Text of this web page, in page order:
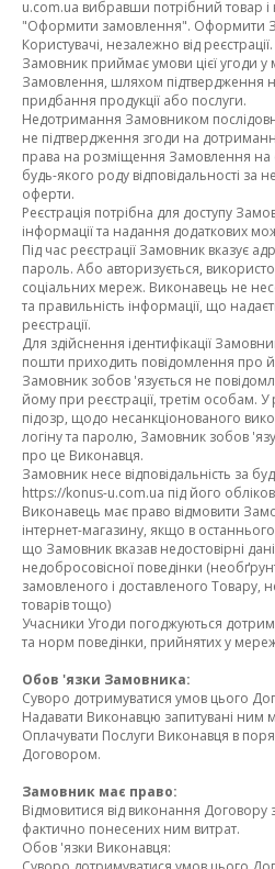
u.com.ua вибравши потрібний товар
"Оформити замовлення". Оформити
Користувачі, незалежно від реєстрації.
Замовник приймає умови цієї угоди
Замовлення, шляхом підтвердження
придбання продукції або послуги.
Недотримання Замовником
не підтвердження згоди на
права на розміщення Замовлення на
будь-якого роду відповідальності за
оферти.
Реєстрація потрібна для доступу
інформації та надання додаткових
Під час реєстрації Замовник вказує
пароль. Або авторизується,
соціальних мереж. Виконавець не несе
та правильність інформації, що
реєстрації.
Для здійснення ідентифікації
пошти приходить повідомлення про
Замовник зобов 'язується не
йому при реєстрації, третім особам.
підозр, щодо несанкціонованого
логіну та паролю, Замовник зобов
про це Виконавця.
Замовник несе відповідальність за
https://konus-u.com.ua під його
Виконавець має право відмовити
інтернет-магазину, якщо в останнього
що Замовник вказав недостовірні
недобросовісної поведінки
замовленого і доставленого Товару,
товарів тощо)
Учасники Угоди погоджуються
та норм поведінки, прийнятих у
Обов 'язки Замовника:
Суворо дотримуватися умов цього
Надавати Виконавцю запитувані ним
Оплачувати Послуги Виконавця в
Договором.
Замовник має право:
Відмовитися від виконання
фактично понесених ним витрат.
Обов 'язки Виконавця: